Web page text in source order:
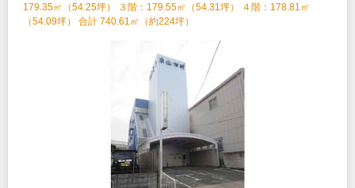
179.35㎡（54.25坪） ３階：179.55㎡（54.31坪） ４階：178.81㎡
（54.09坪） 合計 740.61㎡（約224坪）